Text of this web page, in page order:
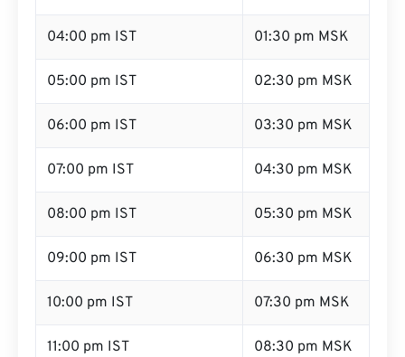
04:00 pm IST 01:30 pm MSK
05:00 pm IST 02:30 pm MSK
06:00 pm IST 03:30 pm MSK
07:00 pm IST 04:30 pm MSK
08:00 pm IST 05:30 pm MSK
09:00 pm IST 06:30 pm MSK
10:00 pm IST 07:30 pm MSK
11:00 pm IST 08:30 pm MSK